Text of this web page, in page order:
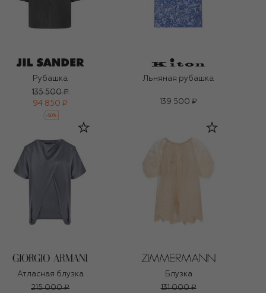
Рубашка
135 500 ₽
94 850 ₽
-30%
Льняная рубашка
139 500 ₽
Атласная блузка
215 000 ₽
Блузка
131 000 ₽